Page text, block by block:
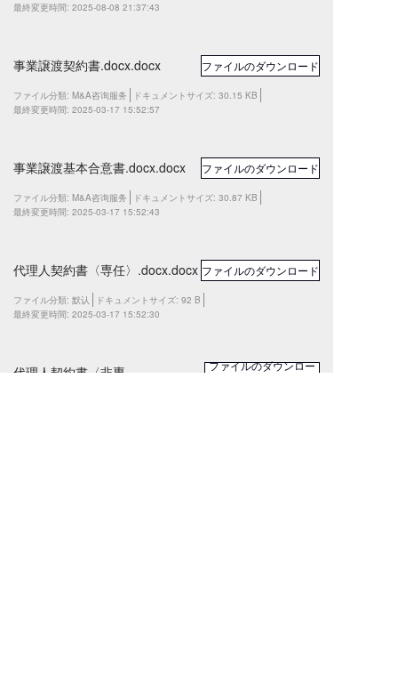
最終変更時間: 2025-08-08 21:37:43
事業譲渡契約書.docx.docx ファイルのダウンロード
ファイル分類: M&A咨询服务 ドキュメントサイズ: 30.15 KB
最終変更時間: 2025-03-17 15:52:57
事業譲渡基本合意書.docx.docx ファイルのダウンロード
ファイル分類: M&A咨询服务 ドキュメントサイズ: 30.87 KB
最終変更時間: 2025-03-17 15:52:43
代理人契約書〈専任〉.docx.docx ファイルのダウンロード
ファイル分類: 默认 ドキュメントサイズ: 92 B
最終変更時間: 2025-03-17 15:52:30
代理人契約書〈非専
ファイルのダウンロー